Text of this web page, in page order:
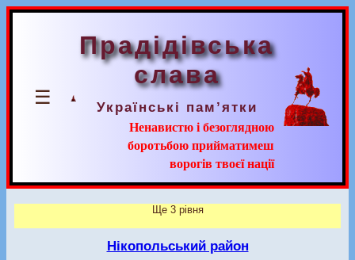
☰
Прадідівська
слава
Українські пам’ятки
Ненавистю і безоглядною
боротьбою прийматимеш
ворогів твоєї нації
Ще 3 рівня
Нікопольський район